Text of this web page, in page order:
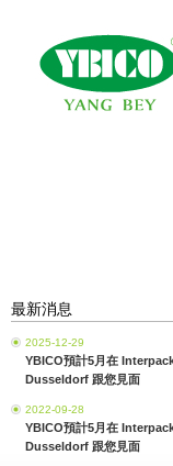
最新消息
2025-12-29
YBICO預計5月在
Dusseldorf 跟您見面
2022-09-28
YBICO預計5月在
Dusseldorf 跟您見面